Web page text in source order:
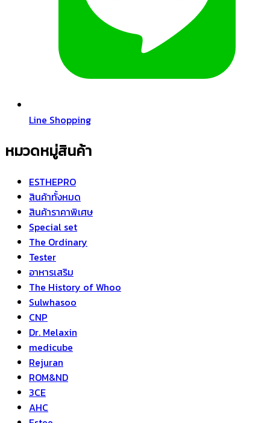
Line Shopping
หมวดหมู่สินค้า
ESTHEPRO
สินค้าทั้งหมด
สินค้าราคาพิเศษ
Special set
The Ordinary
Tester
อาหารเสริม
The History of Whoo
Sulwhasoo
CNP
Dr. Melaxin
medicube
Rejuran
ROM&ND
3CE
AHC